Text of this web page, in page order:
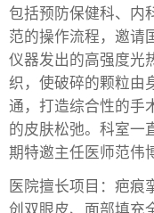
包括预防保健科、内
范的操作流程，邀请
仪器发出的高强度光
织，使破碎的颗粒由
通，打造综合性的手
的皮肤松弛。科室一
期特邀主任医师范伟
医院擅长项目：疤痕